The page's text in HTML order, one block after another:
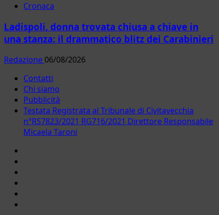
Cronaca
Ladispoli, donna trovata chiusa a chiave in
una stanza: il drammatico blitz dei Carabinieri
Redazione 06/08/2026
Contatti
Chi siamo
Pubblicità
Testata Registrata al Tribunale di Civitavecchia
n°RS7823/2021 RG716/2021 Direttore Responsabile
Micaela Taroni